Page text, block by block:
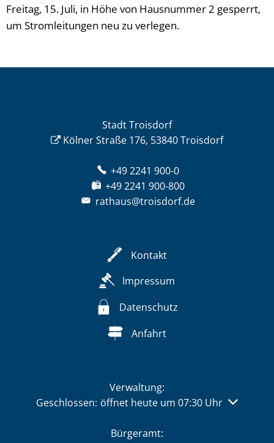
Freitag, 15. Juli, in Höhe von Hausnummer 2 gesperrt,
um Stromleitungen neu zu verlegen.
Stadt Troisdorf
Kölner Straße 176, 53840 Troisdorf
+49 2241 900-0
+49 2241 900-800
rathaus@troisdorf.de
Kontakt
Impressum
Datenschutz
Anfahrt
Verwaltung:
Klicken, um weitere Öffnungs- oder Schließzeiten
Geschlossen: öffnet heute um 07:30 Uhr
Bürgeramt: